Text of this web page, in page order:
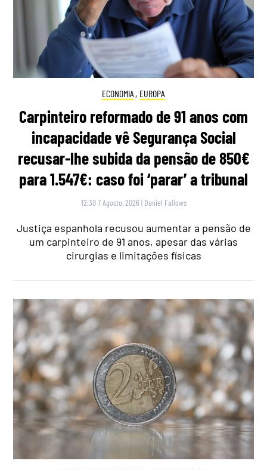
ECONOMIA , EUROPA
Carpinteiro reformado de 91 anos com
incapacidade vê Segurança Social
recusar-lhe subida da pensão de 850€
para 1.547€: caso foi ‘parar’ a tribunal
12:30 7 Agosto, 2026 | Daniel Fallows
Justiça espanhola recusou aumentar a pensão de
um carpinteiro de 91 anos, apesar das várias
cirurgias e limitações físicas